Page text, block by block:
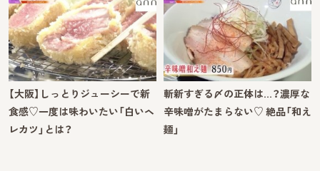
【大阪】しっとりジューシーで新
食感♡一度は味わいたい「白いヘ
レカツ」とは？
斬新すぎる〆の正体は…？濃厚な
辛味噌がたまらない♡ 絶品「和え
麺」